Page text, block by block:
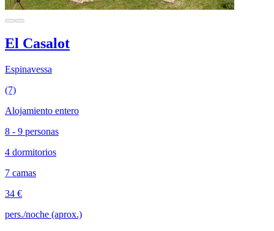
El Casalot
Espinavessa
(7)
Alojamiento entero
8 - 9 personas
4 dormitorios
7 camas
34 €
pers./noche (aprox.)